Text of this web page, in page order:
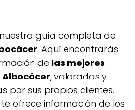
guía completa de
. Aquí encontrarás
de las mejores
Albocácer, valoradas y
por sus propios clientes.
te ofrece información de los